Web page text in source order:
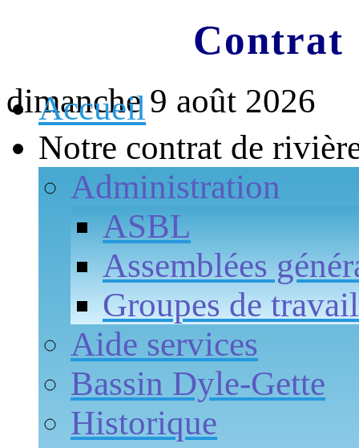
Contrat
dimanche 9 août 2026
Accueil
Notre contrat de
Administration
ASBL
Assemblées
Groupes de travail
Aide services
Bassin Dyle-Gette
Historique